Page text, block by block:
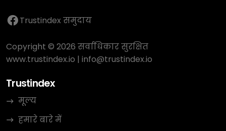
Trustindex समुदाय
Copyright © 2026 सर्वाधिकार सुरक्षित
www.trustindex.io | info@trustindex.io
Trustindex
मूल्य
हमारे बारे में